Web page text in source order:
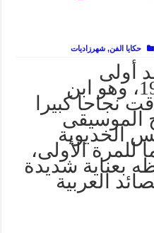
الرواية
زيادة يغزل حكايات البسطاء
حكايا الفن,شهرزاديات
أولى
، وهو ابن
نجاحاكبيرا
الموسيقى
الخديوية
للمرة الأولى،
بعناية شديدة
العربية